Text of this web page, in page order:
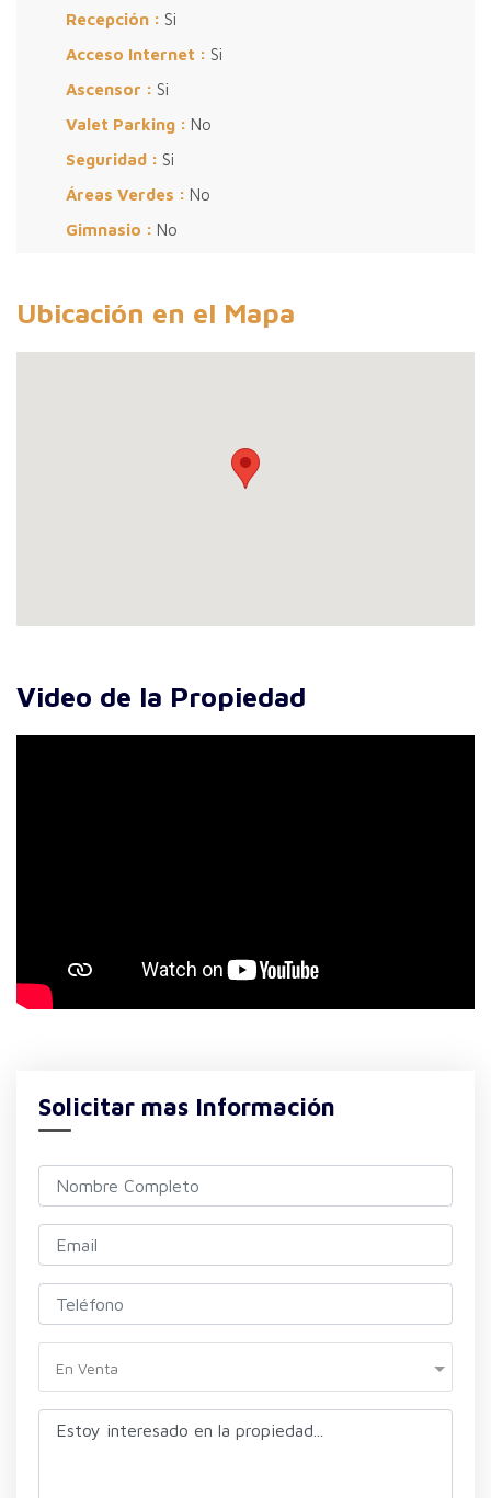
Recepción : Si
Acceso Internet : Si
Ascensor : Si
Valet Parking : No
Seguridad : Si
Áreas Verdes : No
Gimnasio : No
Ubicación en el Mapa
Video de la Propiedad
Solicitar mas Información
En Venta